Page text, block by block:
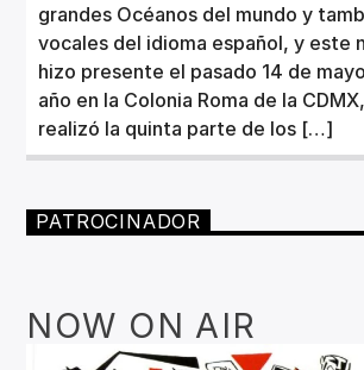
grandes Océanos del mundo y
vocales del idioma español, y este
hizo presente el pasado 14 de
año en la Colonia Roma de la
realizó la quinta parte de los […]
PATROCINADOR
NOW ON AIR